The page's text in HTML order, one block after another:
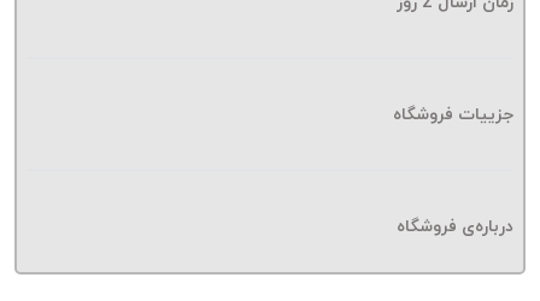
زتا
نخ
امگا
جزییات فروشگاه
درباره‌ی فروشگاه